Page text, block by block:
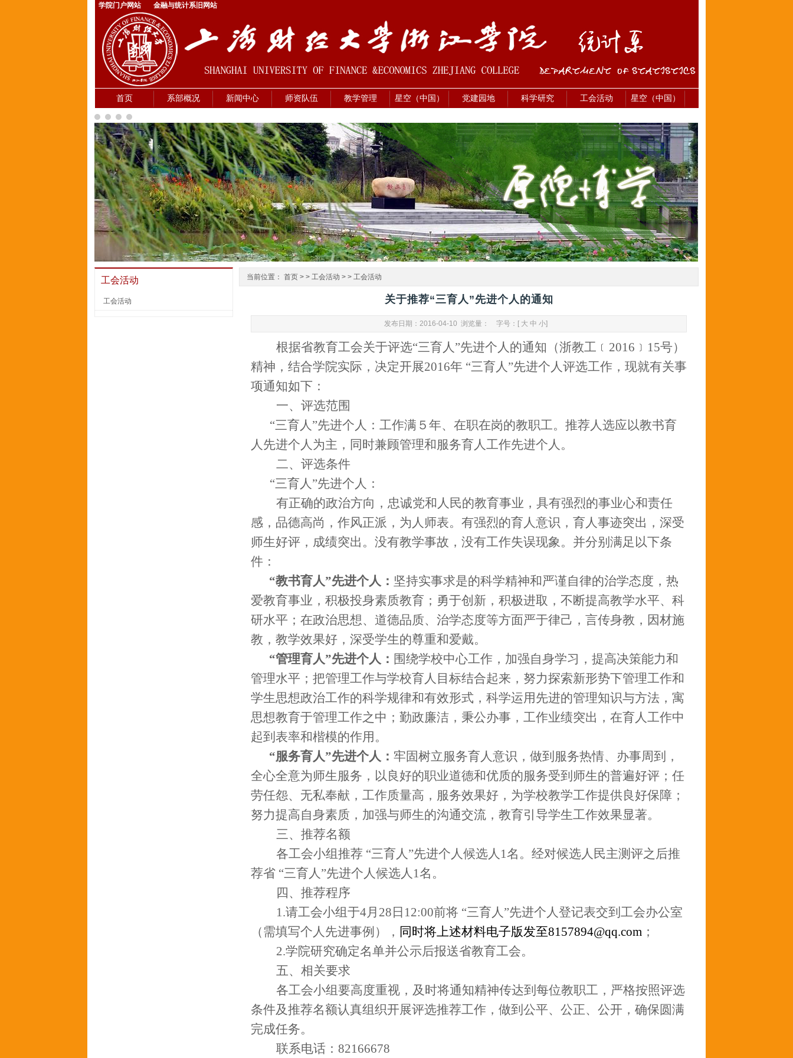
学院门户网站 金融与统计系旧网站
首页 系部概况 新闻中心 师资队伍 教学管理 星空（中国） 党建园地 科学研究 工会活动 星空（中国）
工会活动
工会活动
当前位置： 首页 > > 工会活动 > > 工会活动
关于推荐“三育人”先进个人的通知
发布日期：2016-04-10 浏览量： 字号：[ 大 中 小]
根据省教育工会关于评选“三育人”先进个人的通知（浙教工﹝ 2016 ﹞ 15号）
精神，结合学院实际，决定开展2016年 “三育人”先进个人评选工作，现就有关事
项通知如下：
一、评选范围
“三育人”先进个人： 工作满５年、在职在岗的教职工。推荐人选应以教书育
人先进个人为主，同时兼顾管理和服务育人工作先进个人。
二、评选条件
“三育人”先进个人：
有正确的政治方向，忠诚党和人民的教育事业，具有强烈的事业心和责任
感，品德高尚，作风正派，为人师表。有强烈的育人意识，育人事迹突出，深受
师生好评，成绩突出。没有教学事故，没有工作失误现象。并分别满足以下条
件：
“教书育人”先进个人： 坚持实事求是的科学精神和严谨自律的治学态度，热
爱教育事业，积极投身素质教育；勇于创新，积极进取，不断提高教学水平、科
研水平；在政治思想、道德品质、治学态度等方面严于律己，言传身教，因材施
教，教学效果好，深受学生的尊重和爱戴。
“管理育人”先进个人： 围绕学校中心工作，加强自身学习，提高决策能力和
管理水平；把管理工作与学校育人目标结合起来，努力探索新形势下管理工作和
学生思想政治工作的科学规律和有效形式，科学运用先进的管理知识与方法，寓
思想教育于管理工作之中；勤政廉洁，秉公办事，工作业绩突出，在育人工作中
起到表率和楷模的作用。
“服务育人”先进个人：牢固树立服务育人意识，做到服务热情、办事周到，
全心全意为师生服务，以良好的职业道德和优质的服务受到师生的普遍好评；任
劳任怨、无私奉献，工作质量高，服务效果好，为学校教学工作提供良好保障；
努力提高自身素质，加强与师生的沟通交流，教育引导学生工作效果显著。
三、推荐名额
各工会小组推荐 “三育人”先进个人候选人 1名。经对候选人民主测评之后推
荐省 “三育人”先进个人候选人 1名。
四、推荐程序
1.请工会小组于4月 28 日 12:00前将 “三育人”先进个人登记表交到工会办公室
（需填写个人先进事例）， 同时将上述材料电子版发至8157894@qq.com ；
2.学院研究确定名单并公示后报送省教育工会。
五、相关要求
各工会小组要高度重视，及时将通知精神传达到每位教职工，严格按照评选
条件及推荐名额认真组织开展评选推荐工作，做到公平、公正、公开，确保圆满
完成任务。
联系电话： 82166678